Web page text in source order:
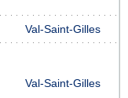
Val-Saint-Gilles
Val-Saint-Gilles